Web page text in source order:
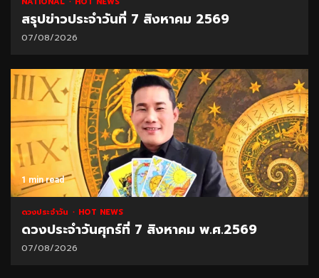
สรุปข่าวประจำวันที่ 7 สิงหาคม 2569
07/08/2026
1 min read
ดวงประจำวัน HOT NEWS
ดวงประจำวันศุกร์ที่ 7 สิงหาคม พ.ศ.2569
07/08/2026